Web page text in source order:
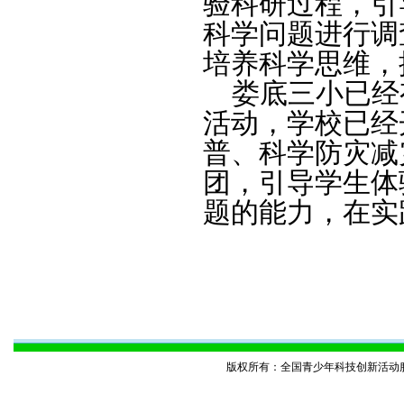
科学问题进行
培养科学思维
娄底三小已经
活动，学校已
普、科学防灾
团，引导学生
题的能力，在
版权所有：全国青少年科技创新活